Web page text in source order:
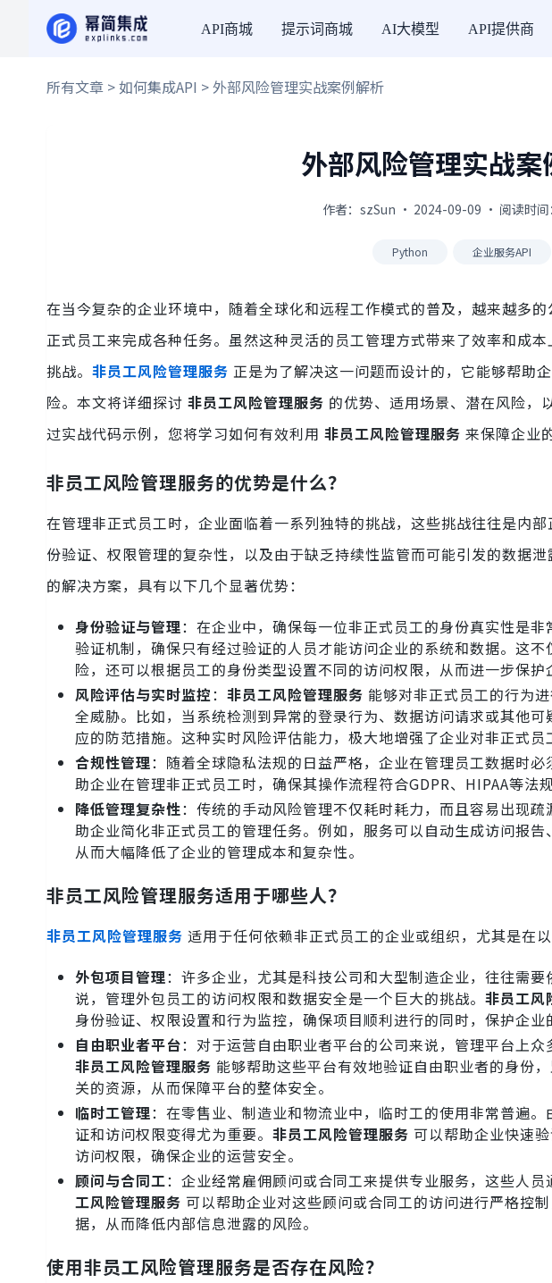
API商城 提示词商城 AI大模型 API提供商
所有文章 >如何集成API > 外部风险管理实战案例解析
外部风险管理实战案
作者：szSun · 2024-09-09 · 阅读时间
Python 企业服务API
在当今复杂的企业环境中，随着全球化和远程工作模式的普及，越来越多
正式员工来完成各种任务。虽然这种灵活的员工管理方式带来了效率和成
挑战。 非员工风险管理服务 正是为了解决这一问题而设计的，它能够帮助
险。本文将详细探讨 非员工风险管理服务 的优势、适用场景、潜在风险
过实战代码示例，您将学习如何有效利用 非员工风险管理服务 来保障企业
非员工风险管理服务的优势是什么？
在管理非正式员工时，企业面临着一系列独特的挑战，这些挑战往往是内
份验证、权限管理的复杂性，以及由于缺乏持续性监管而可能引发的数据泄
的解决方案，具有以下几个显著优势：
身份验证与管理：在企业中，确保每一位非正式员工的身份真实性是非
验证机制，确保只有经过验证的人员才能访问企业的系统和数据。这
险，还可以根据员工的身份类型设置不同的访问权限，从而进一步保护
风险评估与实时监控： 非员工风险管理服务 能够对非正式员工的行为
全威胁。比如，当系统检测到异常的登录行为、数据访问请求或其他
应的防范措施。这种实时风险评估能力，极大地增强了企业对非正式员
合规性管理：随着全球隐私法规的日益严格，企业在管理员工数据时必
助企业在管理非正式员工时，确保其操作流程符合GDPR、HIPAA等法
降低管理复杂性：传统的手动风险管理不仅耗时耗力，而且容易出现疏
助企业简化非正式员工的管理任务。例如，服务可以自动生成访问报告
从而大幅降低了企业的管理成本和复杂性。
非员工风险管理服务适用于哪些人？
非员工风险管理服务 适用于任何依赖非正式员工的企业或组织，尤其是在
外包项目管理：许多企业，尤其是科技公司和大型制造企业，往往需
说，管理外包员工的访问权限和数据安全是一个巨大的挑战。 非员工风
身份验证、权限设置和行为监控，确保项目顺利进行的同时，保护企业
自由职业者平台：对于运营自由职业者平台的公司来说，管理平台上
非员工风险管理服务 能够帮助这些平台有效地验证自由职业者的身份
关的资源，从而保障平台的整体安全。
临时工管理：在零售业、制造业和物流业中，临时工的使用非常普遍
证和访问权限变得尤为重要。 非员工风险管理服务 可以帮助企业快速
访问权限，确保企业的运营安全。
顾问与合同工：企业经常雇佣顾问或合同工来提供专业服务，这些人员
工风险管理服务 可以帮助企业对这些顾问或合同工的访问进行严格控
据，从而降低内部信息泄露的风险。
使用非员工风险管理服务是否存在风险？